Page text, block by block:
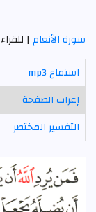
سورة الأنعام|
استماع mp3
إعراب الصفحة
التفسير المختصر